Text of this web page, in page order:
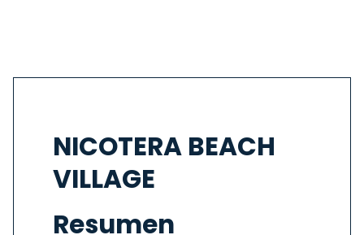
NICOTERA BEACH
VILLAGE
Resumen